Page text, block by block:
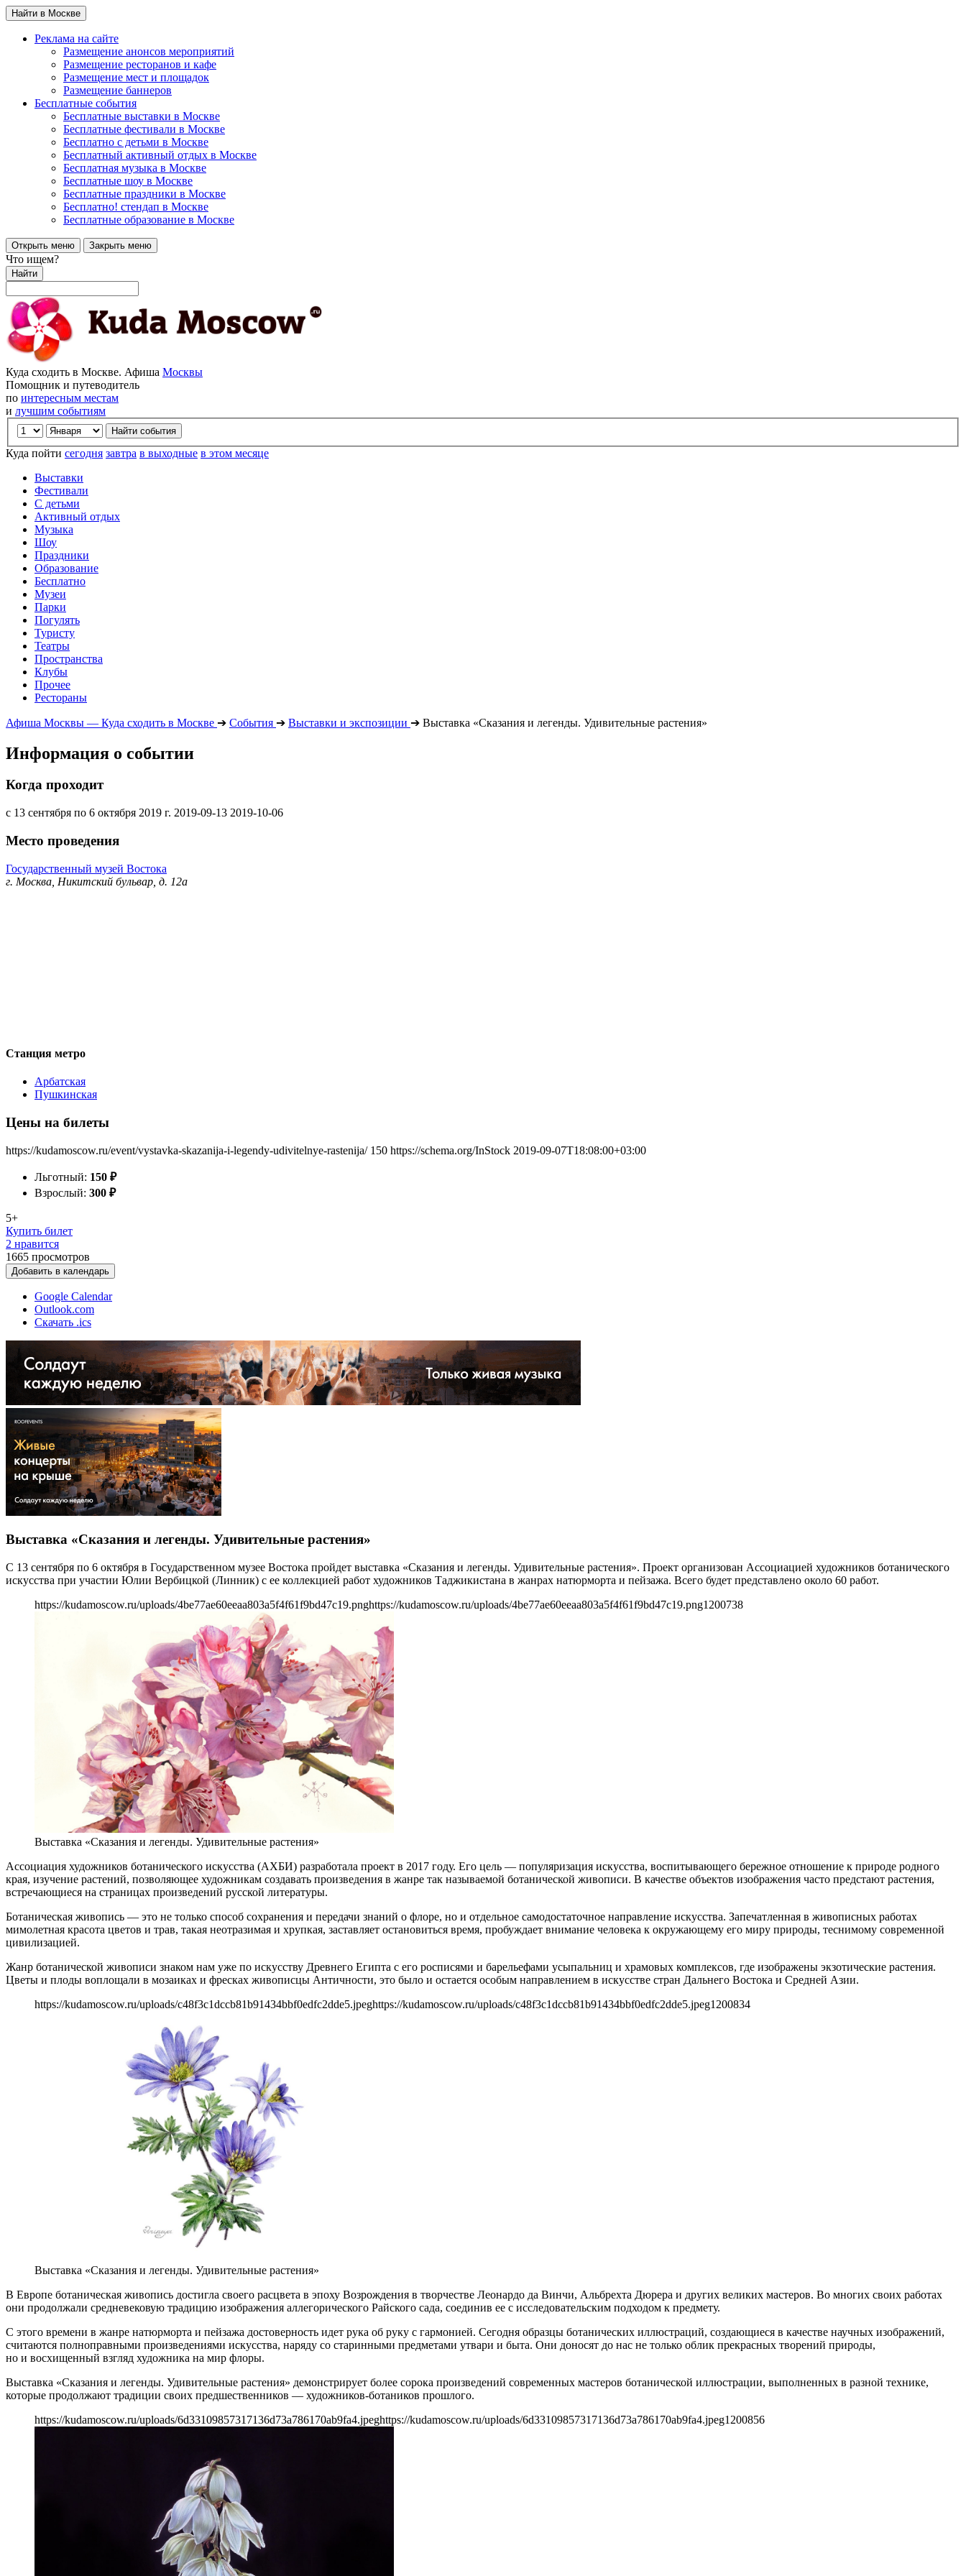
Найти в Москве
Реклама на сайте
Размещение анонсов мероприятий
Размещение ресторанов и кафе
Размещение мест и площадок
Размещение баннеров
Бесплатные события
Бесплатные выставки в Москве
Бесплатные фестивали в Москве
Бесплатно с детьми в Москве
Бесплатный активный отдых в Москве
Бесплатная музыка в Москве
Бесплатные шоу в Москве
Бесплатные праздники в Москве
Бесплатно! стендап в Москве
Бесплатные образование в Москве
Открыть меню Закрыть меню
Что ищем?
Найти
Куда сходить в Москве. Афиша Москвы
Помощник и путеводитель
по интересным местам
и лучшим событиям
Куда пойти сегодня завтра в выходные в этом месяце
Выставки
Фестивали
С детьми
Активный отдых
Музыка
Шоу
Праздники
Образование
Бесплатно
Музеи
Парки
Погулять
Туристу
Театры
Пространства
Клубы
Прочее
Рестораны
Афиша Москвы — Куда сходить в Москве ➔ События ➔ Выставки и экспозиции ➔ Выставка «Сказания и легенды. Удивительные растения»
Информация о событии
Когда проходит
с 13 сентября по 6 октября 2019 г. 2019-09-13 2019-10-06
Место проведения
Государственный музей Востока
г. Москва, Никитский бульвар, д. 12а
Станция метро
Арбатская
Пушкинская
Цены на билеты
https://kudamoscow.ru/event/vystavka-skazanija-i-legendy-udivitelnye-rastenija/ 150 https://schema.org/InStock 2019-09-07T18:08:00+03:00
Льготный: 150 ₽
Взрослый: 300 ₽
5+
Купить билет
2 нравится
1665 просмотров
Добавить в календарь
Google Calendar
Outlook.com
Скачать .ics
Выставка «Сказания и легенды. Удивительные растения»
С 13 сентября по 6 октября в Государственном музее Востока пройдет выставка «Сказания и легенды. Удивительные растения». Проект организован Ассоциацией художников ботанического
искусства при участии Юлии Вербицкой (Линник) с ее коллекцией работ художников Таджикистана в жанрах натюрморта и пейзажа. Всего будет представлено около 60 работ.
https://kudamoscow.ru/uploads/4be77ae60eeaa803a5f4f61f9bd47c19.pnghttps://kudamoscow.ru/uploads/4be77ae60eeaa803a5f4f61f9bd47c19.png1200738
Выставка «Сказания и легенды. Удивительные растения»
Ассоциация художников ботанического искусства (АХБИ) разработала проект в 2017 году. Его цель — популяризация искусства, воспитывающего бережное отношение к природе родного
края, изучение растений, позволяющее художникам создавать произведения в жанре так называемой ботанической живописи. В качестве объектов изображения часто предстают растения,
встречающиеся на страницах произведений русской литературы.
Ботаническая живопись — это не только способ сохранения и передачи знаний о флоре, но и отдельное самодостаточное направление искусства. Запечатленная в живописных работах
мимолетная красота цветов и трав, такая неотразимая и хрупкая, заставляет остановиться время, пробуждает внимание человека к окружающему его миру природы, теснимому современной
цивилизацией.
Жанр ботанической живописи знаком нам уже по искусству Древнего Египта с его росписями и барельефами усыпальниц и храмовых комплексов, где изображены экзотические растения.
Цветы и плоды воплощали в мозаиках и фресках живописцы Античности, это было и остается особым направлением в искусстве стран Дальнего Востока и Средней Азии.
https://kudamoscow.ru/uploads/c48f3c1dccb81b91434bbf0edfc2dde5.jpeghttps://kudamoscow.ru/uploads/c48f3c1dccb81b91434bbf0edfc2dde5.jpeg1200834
Выставка «Сказания и легенды. Удивительные растения»
В Европе ботаническая живопись достигла своего расцвета в эпоху Возрождения в творчестве Леонардо да Винчи, Альбрехта Дюрера и других великих мастеров. Во многих своих работах
они продолжали средневековую традицию изображения аллегорического Райского сада, соединив ее с исследовательским подходом к предмету.
С этого времени в жанре натюрморта и пейзажа достоверность идет рука об руку с гармонией. Сегодня образцы ботанических иллюстраций, создающиеся в качестве научных изображений,
считаются полноправными произведениями искусства, наряду со старинными предметами утвари и быта. Они доносят до нас не только облик прекрасных творений природы,
но и восхищенный взгляд художника на мир флоры.
Выставка «Сказания и легенды. Удивительные растения» демонстрирует более сорока произведений современных мастеров ботанической иллюстрации, выполненных в разной технике,
которые продолжают традиции своих предшественников — художников-ботаников прошлого.
https://kudamoscow.ru/uploads/6d33109857317136d73a786170ab9fa4.jpeghttps://kudamoscow.ru/uploads/6d33109857317136d73a786170ab9fa4.jpeg1200856